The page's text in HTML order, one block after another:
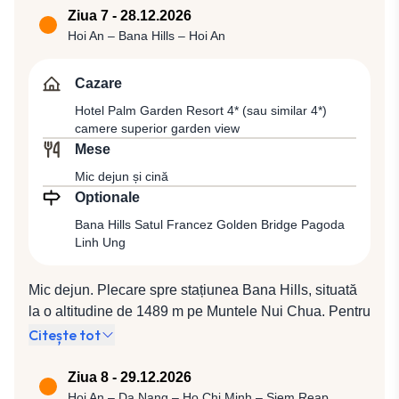
obiecte de uz zilnic, ritualuri și arhitectură specifică,
oferind o imagine autentică asupra vieții și tradițiilor
case tradiționale reconstruite, fiind o oprire esențială
transfer la aeroportul din Hanoi pentru plecarea cu
compania Vietnam Airlines, zbor VN 6071 (18:20 /
19:45) spre Da Nang, de unde vom fi transferaţi la Hoi
An pentru cină la un restaurant local și cazare la Hotel
Palm Garden Resort 4* (sau similar 4*) camere
superior garden view.
Ziua 7 - 28.12.2026
Hoi An – Bana Hills – Hoi An
Cazare
Hotel Palm Garden Resort 4* (sau similar 4*)
camere superior garden view
Mese
Mic dejun și cină
Optionale
Bana Hills Satul Francez Golden Bridge Pagoda
Linh Ung
Mic dejun. Plecare spre stațiunea Bana Hills, situată
la o altitudine de 1489 m pe Muntele Nui Chua. Pentru
ascensiunea și pentru deplasarea între diferitele zone
telecabine, prilej de a admira de la înălțime peisajul
Citește tot
Ziua 8 - 29.12.2026